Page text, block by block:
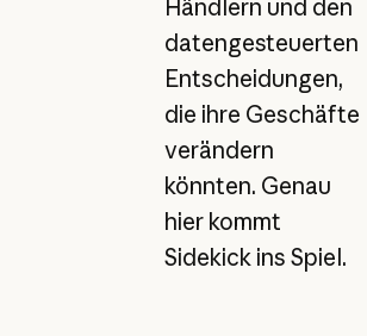
Händlern und den
datengesteuerten
Entscheidungen,
die ihre Geschäfte
verändern
könnten. Genau
hier kommt
Sidekick ins Spiel.